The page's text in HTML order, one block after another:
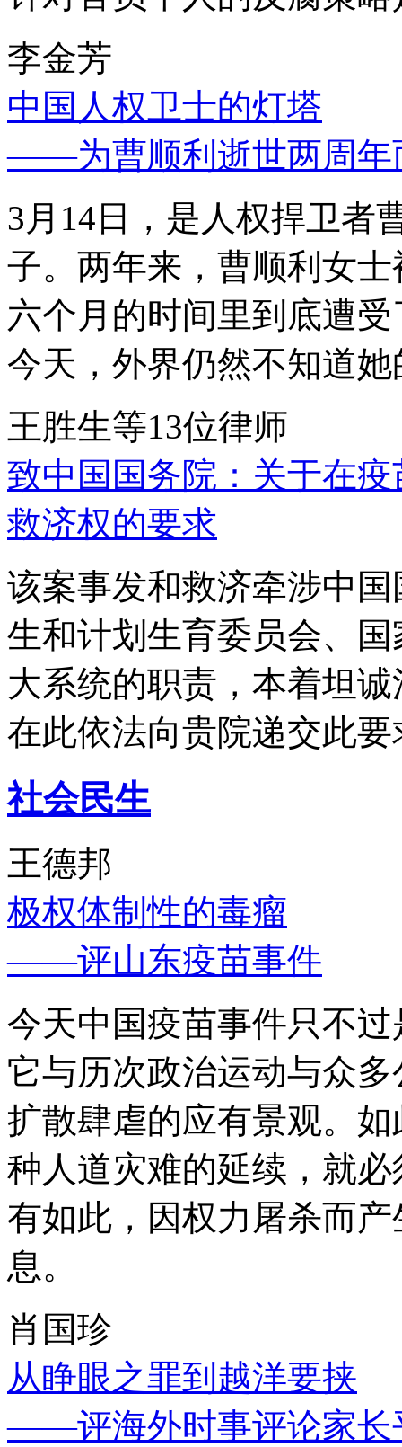
李金芳
中国人权卫士的灯塔
——为曹顺利逝世两周年
3月14日，是人权捍卫者
子。两年来，曹顺利女
六个月的时间里到底遭
今天，外界仍然不知道
王胜生等13位律师
致中国国务院：关于在
救济权的要求
该案事发和救济牵涉中
生和计划生育委员会、
大系统的职责，本着坦
在此依法向贵院递交此要
社会民生
王德邦
极权体制性的毒瘤
——评山东疫苗事件
今天中国疫苗事件只不
它与历次政治运动与众
扩散肆虐的应有景观。
种人道灾难的延续，就
有如此，因权力屠杀而
息。
肖国珍
从睁眼之罪到越洋要挟
——评海外时事评论家长